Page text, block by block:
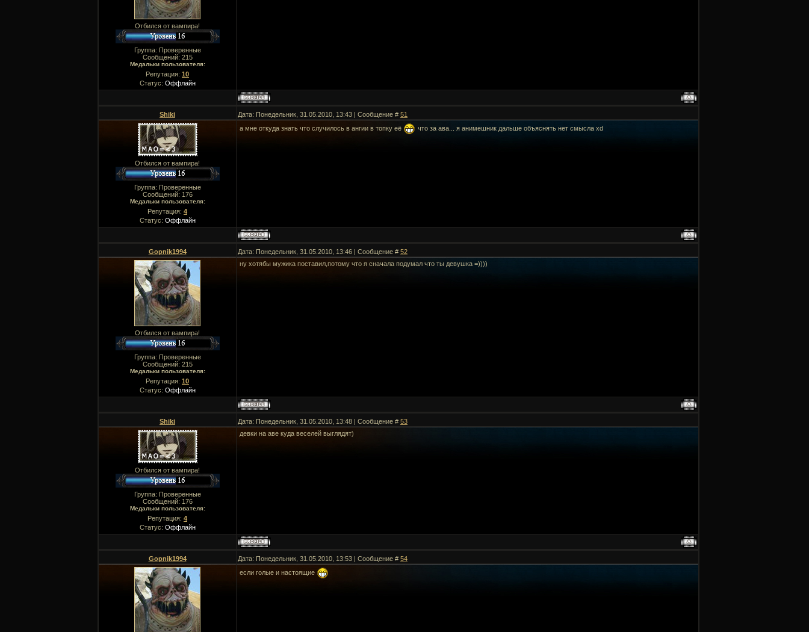
Отбился от вампира!
Группа: Проверенные
Сообщений: 215
Медальки пользователя:
Репутация: 10
Статус: Оффлайн
Shiki Дата: Понедельник, 31.05.2010, 13:43 | Сообщение # 51
Отбился от вампира!
Группа: Проверенные
Сообщений: 176
Медальки пользователя:
Репутация: 4
Статус: Оффлайн
а мне откуда знать что случилось в ангии в топку её что за ава... я анимешник дальше объяснять нет смысла xd
Gopnik1994 Дата: Понедельник, 31.05.2010, 13:46 | Сообщение # 52
Отбился от вампира!
Группа: Проверенные
Сообщений: 215
Медальки пользователя:
Репутация: 10
Статус: Оффлайн
ну хотябы мужика поставил,потому что я сначала подумал что ты девушка =))))
Shiki Дата: Понедельник, 31.05.2010, 13:48 | Сообщение # 53
Отбился от вампира!
Группа: Проверенные
Сообщений: 176
Медальки пользователя:
Репутация: 4
Статус: Оффлайн
девки на аве куда веселей выглядят)
Gopnik1994 Дата: Понедельник, 31.05.2010, 13:53 | Сообщение # 54
если голые и настоящие